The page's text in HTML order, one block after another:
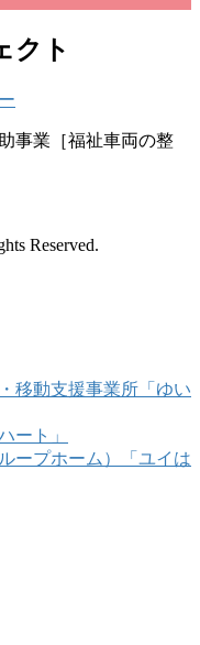
クト
事業［福祉車両の整
Reserved.
移動支援事業所「ゆい
ート」
ープホーム）「ユイは